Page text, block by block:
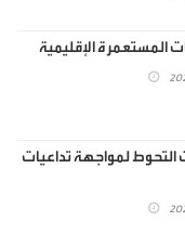
المستعمرة الإقليمية
التحوط لمواجهة تداعيات